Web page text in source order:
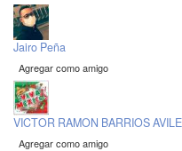
Jairo Peña
Agregar como amigo
VICTOR RAMON BARRIOS
Agregar como amigo